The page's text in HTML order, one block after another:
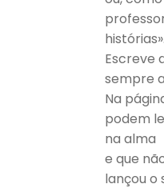
histórias».
Escreve
sempre
Na
podem
na alma
e que
lançou o